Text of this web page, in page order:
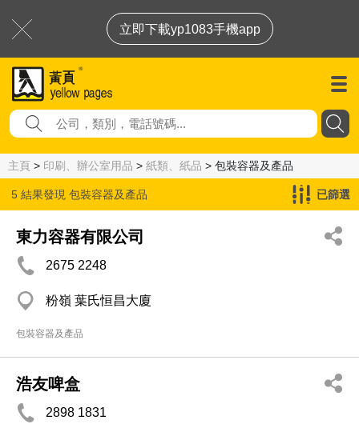
立即下載yp1083手機app
主頁 > 印刷、辦公室用品 > 紙類、紙品 > 包裝容器及產品
5 結果發現 包裝容器及產品 已篩選
東力容器有限公司
2675 2248
粉嶺 葉氏恒昌大廈
包裝容器及產品
浩友啤盒
2898 1831